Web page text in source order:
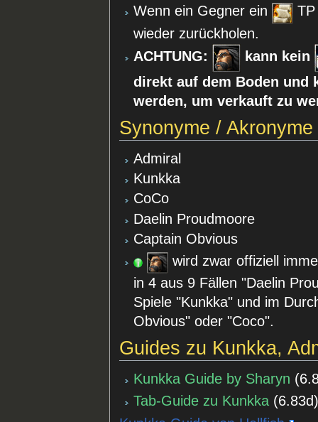
Wenn ein Gegner ein
wieder zurückholen.
ACHTUNG:
kann kein
direkt auf dem Boden und
werden, um verkauft zu
Synonyme / Akronyme
Admiral
Kunkka
CoCo
Daelin Proudmoore
Captain Obvious
wird zwar offiziell
in 4 aus 9 Fällen "Daelin
Spiele "Kunkka" und im
Obvious" oder "Coco".
Guides zu Kunkka,
Kunkka Guide by Sharyn (
Tab-Guide zu Kunkka (6.83d